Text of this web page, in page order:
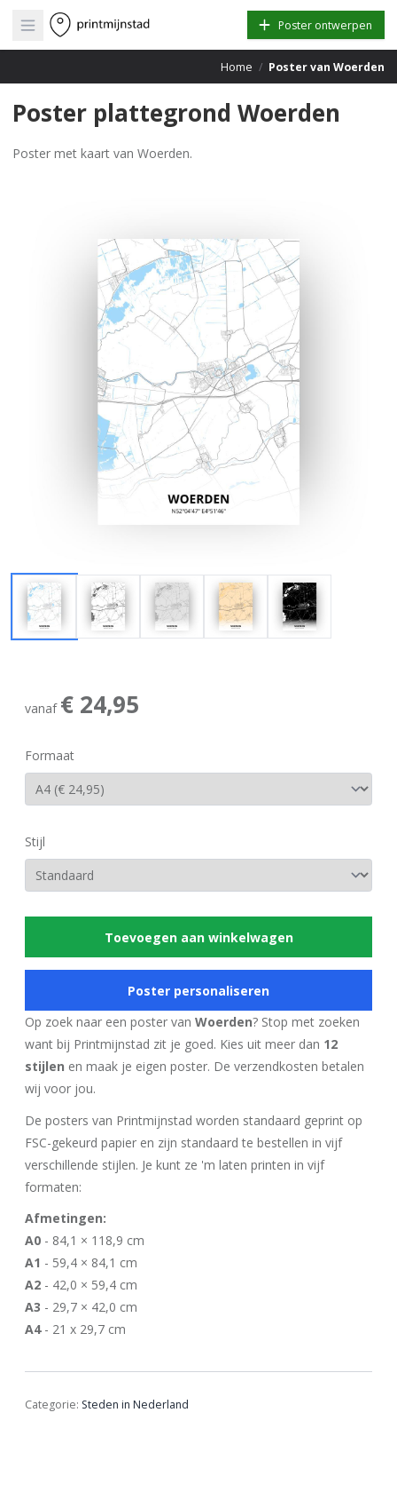
Open main menu Poster ontwerpen
Home / Poster van Woerden
Poster plattegrond Woerden
Poster met kaart van Woerden.
vanaf € 24,95
Formaat
Stijl
Toevoegen aan winkelwagen
Poster personaliseren
Op zoek naar een poster van Woerden? Stop met zoeken
want bij Printmijnstad zit je goed. Kies uit meer dan 12
stijlen en maak je eigen poster. De verzendkosten betalen
wij voor jou.
De posters van Printmijnstad worden standaard geprint op
FSC-gekeurd papier en zijn standaard te bestellen in vijf
verschillende stijlen. Je kunt ze 'm laten printen in vijf
formaten:
Afmetingen:
A0 - 84,1 × 118,9 cm
A1 - 59,4 × 84,1 cm
A2 - 42,0 × 59,4 cm
A3 - 29,7 × 42,0 cm
A4- 21 x 29,7 cm
Categorie: Steden in Nederland